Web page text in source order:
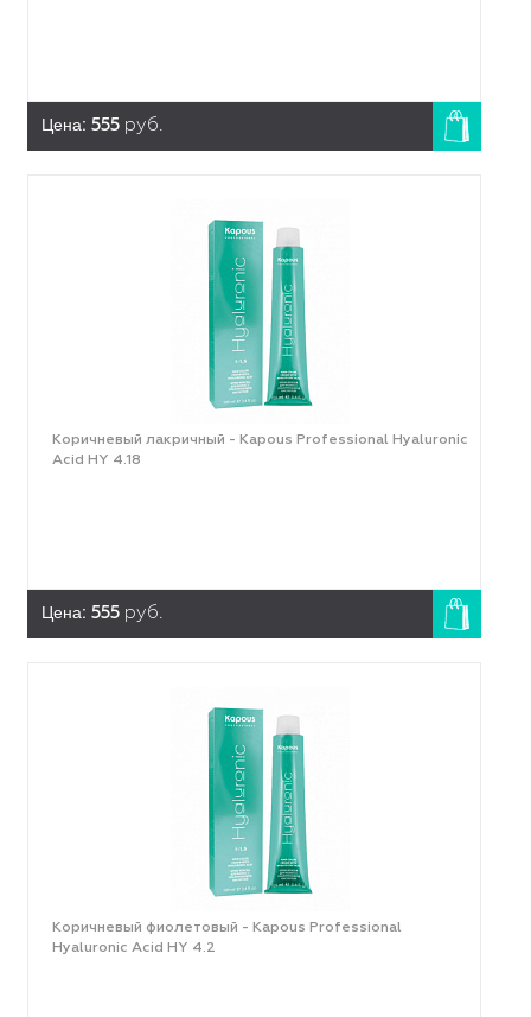
Цена: 555 руб.
Коричневый лакричный - Kapous Professional Hyaluronic
Acid HY 4.18
Цена: 555 руб.
Коричневый фиолетовый - Kapous Professional
Hyaluronic Acid HY 4.2